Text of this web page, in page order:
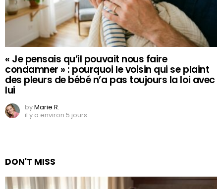
« Je pensais qu’il pouvait nous faire
condamner » : pourquoi le voisin qui se plaint
des pleurs de bébé n’a pas toujours la loi avec
lui
byMarie R.
il y a environ 5 jours
DON'T MISS